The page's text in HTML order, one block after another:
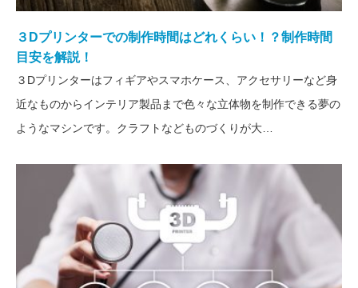
３Dプリンターでの制作時間はどれくらい！？制作時間
目安を解説！
３Dプリンターはフィギアやスマホケース、アクセサリーなど身
近なものからインテリア製品まで色々な立体物を制作できる夢の
ようなマシンです。クラフトなどものづくりが大…